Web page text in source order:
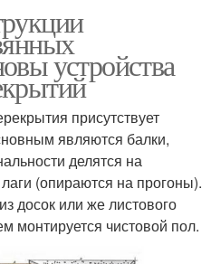
устройства
присутствует
являются балки,
делятся на
(опираются на прогоны).
досок или же листового
монтируется чистовой пол.